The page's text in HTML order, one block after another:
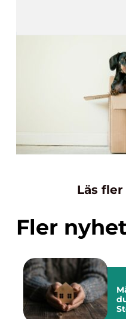
Läs
Fler